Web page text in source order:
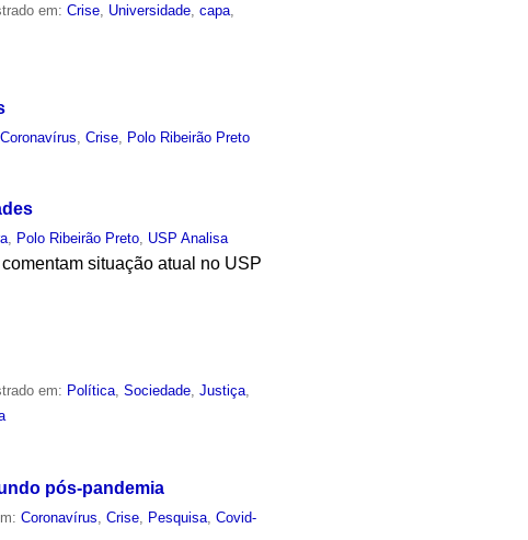
em:Crise Universidade ,capa
,Coronavírus ,Crise Polo Ribeirão Preto
, Polo Ribeirão Preto, USP Analisa
situação atual no USP
em: Política ,Sociedade ,Justiça
pós-pandemia
Coronavírus ,Crise Pesquisa ,Covid-